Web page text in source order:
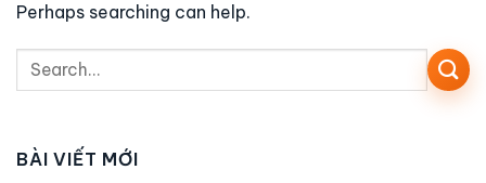
Perhaps searching can help.
BÀI VIẾT MỚI